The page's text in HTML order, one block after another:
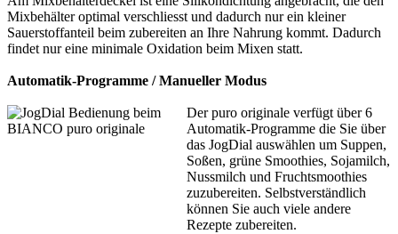
Mixbehälter optimal verschliesst und dadurch nur ein kleiner
Sauerstoffanteil beim zubereiten an Ihre Nahrung kommt. Dadurch
findet nur eine minimale Oxidation beim Mixen statt.
Automatik-Programme / Manueller Modus
Der puro originale verfügt über 6
Automatik-Programme die Sie über
das JogDial auswählen um Suppen,
Soßen, grüne Smoothies, Sojamilch,
Nussmilch und Fruchtsmoothies
zuzubereiten. Selbstverständlich
können Sie auch viele andere
Rezepte zubereiten.